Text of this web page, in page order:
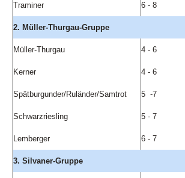
Traminer 6 - 8
2. Müller-Thurgau-Gruppe
Müller-Thurgau 4 - 6
Kerner 4 - 6
Spätburgunder/Ruländer/Samtrot 5 -7
Schwarzriesling 5 - 7
Lemberger 6 - 7
3. Silvaner-Gruppe